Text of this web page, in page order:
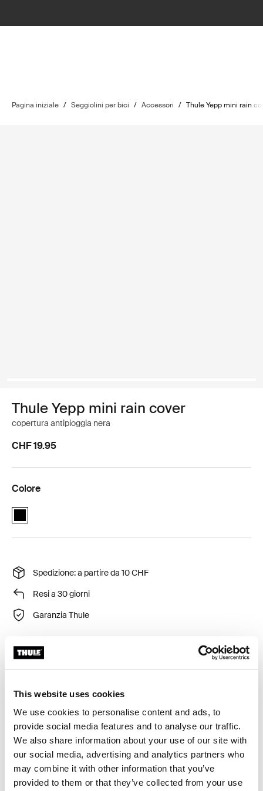
This website uses cookies
We use cookies to personalise content and ads, to
provide social media features and to analyse our traffic.
We also share information about your use of our site with
our social media, advertising and analytics partners who
may combine it with other information that you’ve
provided to them or that they’ve collected from your use
Pagina iniziale / Seggiolini per bici / Accessori / Thule Yepp mini rain
Thule Yepp mini rain cover
copertura antipioggia nera
CHF 19.95
Colore
Thule Yepp mini rain cover Nero (selected)
Spedizione: a partire da 10 CHF
Resi a 30 giorni
Garanzia Thule
Copertura antipioggia per Thule Yepp Mini.
Toggle features
Tutte le caratteristiche
Specifiche tecniche